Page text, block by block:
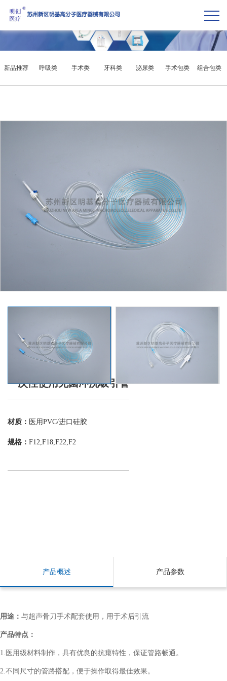
新品推荐 呼吸类 手术类 牙科类 泌尿类 手术包类 组合包类
一次性使用无菌冲洗吸引管
材质： 医用PVC/进口硅胶
规格： F12,F18,F22,F2
产品概述 产品参数
用途： 与超声骨刀手术配套使用，用于术后引流
产品特点：
1.医用级材料制作，具有优良的抗瘪特性，保证管路畅通。
2.不同尺寸的管路搭配，便于操作取得最佳效果。